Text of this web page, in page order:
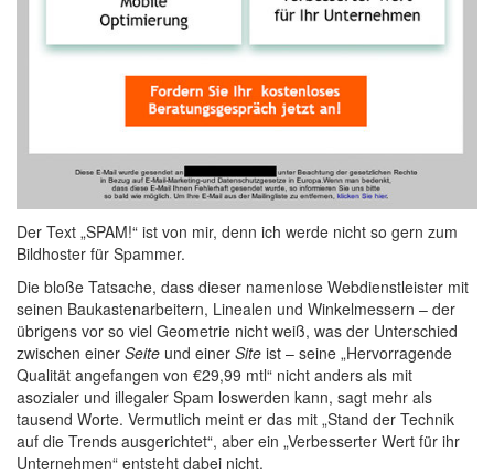
Der Text „SPAM!“ ist von mir, denn ich werde nicht so gern zum
Bildhoster für Spammer.
Die bloße Tatsache, dass dieser namenlose Webdienstleister mit
seinen Baukastenarbeitern, Linealen und Winkelmessern – der
übrigens vor so viel Geometrie nicht weiß, was der Unterschied
zwischen einer Seite und einer Site ist – seine „Hervorragende
Qualität angefangen von €29,99 mtl“ nicht anders als mit
asozialer und illegaler Spam loswerden kann, sagt mehr als
tausend Worte. Vermutlich meint er das mit „Stand der Technik
auf die Trends ausgerichtet“, aber ein „Verbesserter Wert für ihr
Unternehmen“ entsteht dabei nicht.